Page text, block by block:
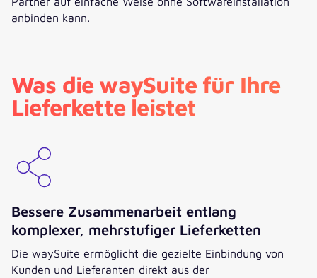
anbinden kann.
Was die waySuite für Ihre
Lieferkette leistet
Bessere Zusammenarbeit entlang
komplexer, mehrstufiger Lieferketten
Die waySuite ermöglicht die gezielte Einbindung von
Kunden und Lieferanten direkt aus der